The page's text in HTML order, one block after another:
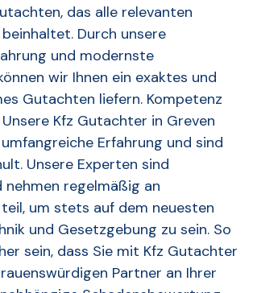
das alle relevanten
Durch unsere
und modernste
wir Ihnen ein exaktes und
Gutachten liefern. Kompetenz
Kfz Gutachter in Greven
Erfahrung und sind
Unsere Experten sind
regelmäßig an
um stets auf dem neuesten
und Gesetzgebung zu sein. So
sein, dass Sie mit Kfz Gutachter
Partner an Ihrer